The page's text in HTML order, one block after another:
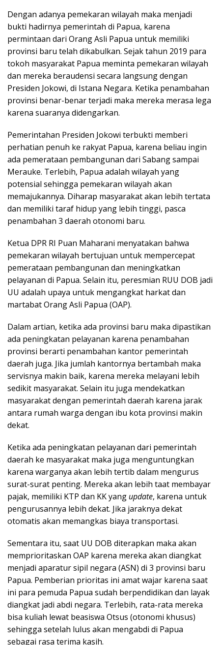
Dengan adanya pemekaran wilayah maka menjadi
bukti hadirnya pemerintah di Papua, karena
permintaan dari Orang Asli Papua untuk memiliki
provinsi baru telah dikabulkan. Sejak tahun 2019 para
tokoh masyarakat Papua meminta pemekaran wilayah
dan mereka beraudensi secara langsung dengan
Presiden Jokowi, di Istana Negara. Ketika penambahan
provinsi benar-benar terjadi maka mereka merasa lega
karena suaranya didengarkan.
Pemerintahan Presiden Jokowi terbukti memberi
perhatian penuh ke rakyat Papua, karena beliau ingin
ada pemerataan pembangunan dari Sabang sampai
Merauke. Terlebih, Papua adalah wilayah yang
potensial sehingga pemekaran wilayah akan
memajukannya. Diharap masyarakat akan lebih tertata
dan memiliki taraf hidup yang lebih tinggi, pasca
penambahan 3 daerah otonomi baru.
Ketua DPR RI Puan Maharani menyatakan bahwa
pemekaran wilayah bertujuan untuk mempercepat
pemerataan pembangunan dan meningkatkan
pelayanan di Papua. Selain itu, peresmian RUU DOB jadi
UU adalah upaya untuk mengangkat harkat dan
martabat Orang Asli Papua (OAP).
Dalam artian, ketika ada provinsi baru maka dipastikan
ada peningkatan pelayanan karena penambahan
provinsi berarti penambahan kantor pemerintah
daerah juga. Jika jumlah kantornya bertambah maka
servisnya makin baik, karena mereka melayani lebih
sedikit masyarakat. Selain itu juga mendekatkan
masyarakat dengan pemerintah daerah karena jarak
antara rumah warga dengan ibu kota provinsi makin
dekat.
Ketika ada peningkatan pelayanan dari pemerintah
daerah ke masyarakat maka juga menguntungkan
karena warganya akan lebih tertib dalam mengurus
surat-surat penting. Mereka akan lebih taat membayar
pajak, memiliki KTP dan KK yang update, karena untuk
pengurusannya lebih dekat. Jika jaraknya dekat
otomatis akan memangkas biaya transportasi.
Sementara itu, saat UU DOB diterapkan maka akan
memprioritaskan OAP karena mereka akan diangkat
menjadi aparatur sipil negara (ASN) di 3 provinsi baru
Papua. Pemberian prioritas ini amat wajar karena saat
ini para pemuda Papua sudah berpendidikan dan layak
diangkat jadi abdi negara. Terlebih, rata-rata mereka
bisa kuliah lewat beasiswa Otsus (otonomi khusus)
sehingga setelah lulus akan mengabdi di Papua
sebagai rasa terima kasih.